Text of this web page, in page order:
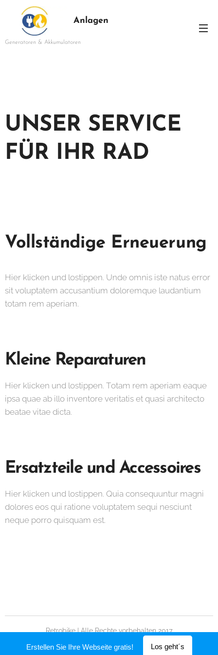
Anlagen
Generatoren & Akkumulatoren
UNSER SERVICE
FÜR IHR RAD
Vollständige Erneuerung
Hier klicken und lostippen. Unde omnis iste natus error
sit voluptatem accusantium doloremque laudantium
totam rem aperiam.
Kleine Reparaturen
Hier klicken und lostippen. Totam rem aperiam eaque
ipsa quae ab illo inventore veritatis et quasi architecto
beatae vitae dicta.
Ersatzteile und Accessoires
Hier klicken und lostippen. Quia consequuntur magni
dolores eos qui ratione voluptatem sequi nesciunt
neque porro quisquam est.
Retrobike | Alle Rechte vorbehalten 2017
Unterstützt vonWebnode
Erstellen Sie Ihre Webseite gratis! Los geht´s